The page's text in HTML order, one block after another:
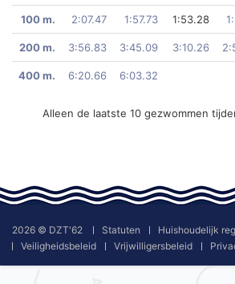
100 m. 2:07.47 1:57.73 1:53.28
200 m. 3:56.83 3:45.09 3:10.26
400 m. 6:20.66 6:03.32
Alleen de laatste 10 gezwommen
2026 © DZT'62 Statuten
Huishoudelijk
Veiligheidsbeleid
Vrijwilligersbeleid